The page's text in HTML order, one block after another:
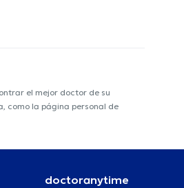
el mejor doctor de su
como la página personal de
doctoranytime